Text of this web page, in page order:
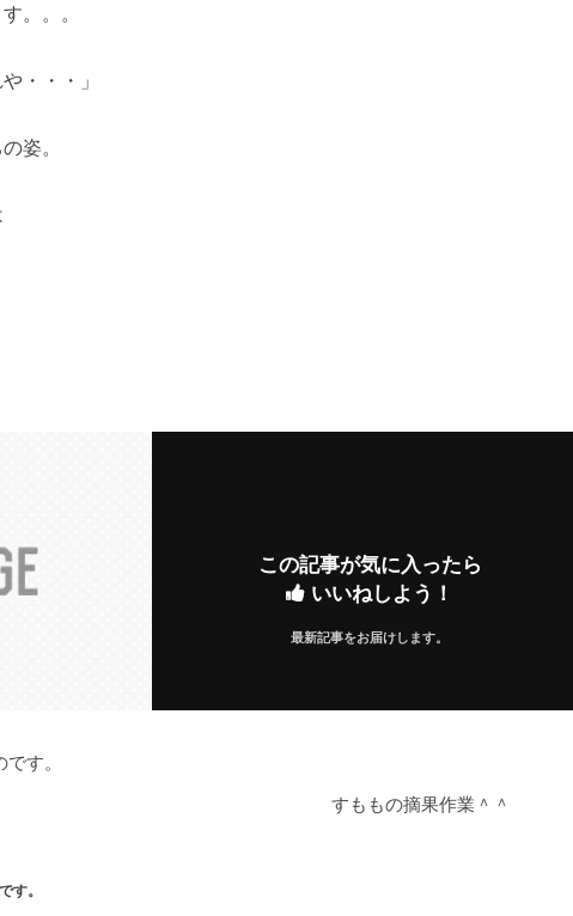
。。。
・・・」
姿。
この記事が気に入ったら
いいねしよう！
最新記事をお届けします。
す。
すももの摘果作業＾＾
す。